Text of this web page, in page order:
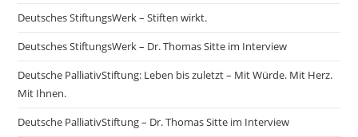
Deutsches StiftungsWerk – Stiften wirkt.
Deutsches StiftungsWerk – Dr. Thomas Sitte im Interview
Deutsche PalliativStiftung: Leben bis zuletzt – Mit Würde. Mit Herz.
Mit Ihnen.
Deutsche PalliativStiftung – Dr. Thomas Sitte im Interview